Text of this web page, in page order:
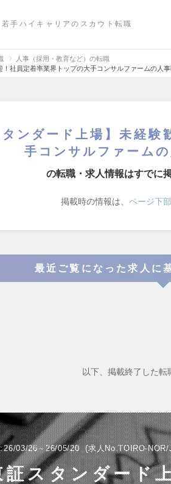
若手ハイキャリアのスカウト転職
人事（採用・教育など）の転職
！社員定着率業界トップの大手コンサルファームの人
タンダード上場】未経
手コンサルファーム
の転職・求人情報はすでに
掲載時の情報は、 ページ下部
最近ご覧になった求人に
以下、掲載終了した転
26/03/26～26/05/20 求人No.TOIRO-NOR/
証スタンダード